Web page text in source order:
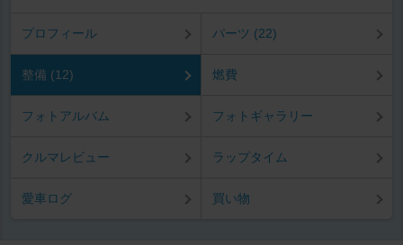
プロフィール パーツ (22)
整備 (12) 燃費
フォトアルバム フォトギャラリー
クルマレビュー ラップタイム
愛車ログ 買い物